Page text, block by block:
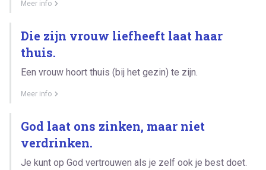
Meer info
Die zijn vrouw liefheeft laat haar
thuis.
Een vrouw hoort thuis (bij het gezin) te zijn.
Meer info
God laat ons zinken, maar niet
verdrinken.
Je kunt op God vertrouwen als je zelf ook je best doet.